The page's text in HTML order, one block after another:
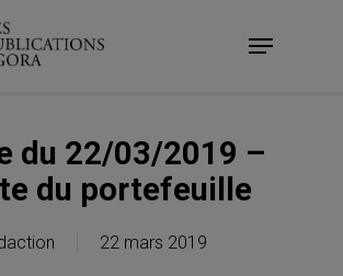
Menu
du 22/03/2019 –
du portefeuille
22 mars 2019